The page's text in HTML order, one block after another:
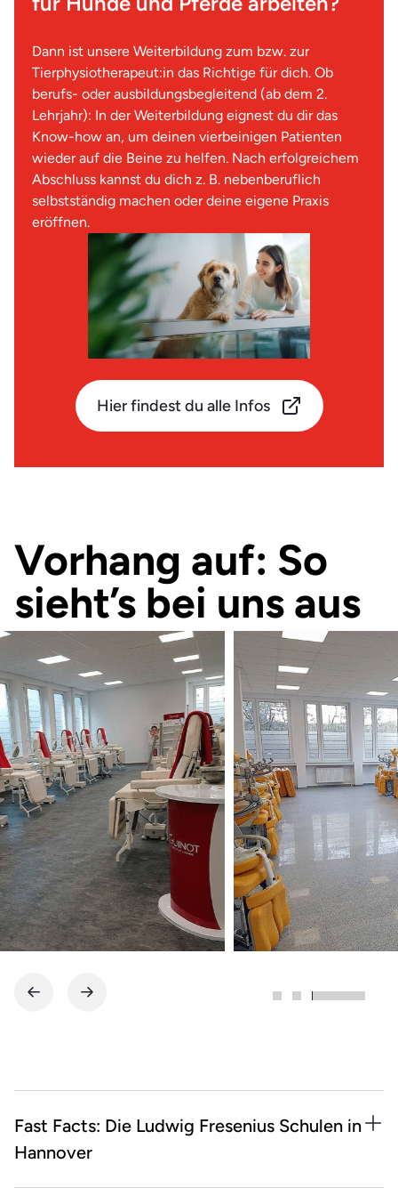
Dann ist unsere Weiterbildung zum bzw. zur
Tierphysiotherapeut:in das Richtige für dich. Ob
berufs- oder ausbildungsbegleitend (ab dem 2.
Lehrjahr): In der Weiterbildung eignest du dir das
Know-how an, um deinen vierbeinigen Patienten
wieder auf die Beine zu helfen. Nach erfolgreichem
Abschluss kannst du dich z. B. nebenberuflich
selbstständig machen oder deine eigene Praxis
eröffnen.
Hier findest du alle Infos
Vorhang auf: So
sieht’s bei uns aus
Fast Facts: Die Ludwig Fresenius Schulen in
Hannover
Fachbereich Ergotherapie: Kreativ-Werkstatt mit